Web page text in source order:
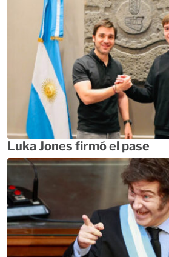
Luka Jones firmó el pase